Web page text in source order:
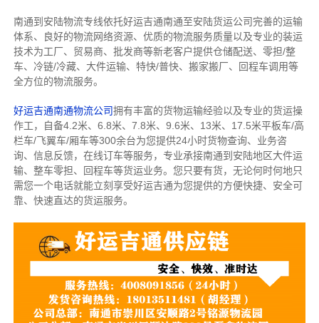
南通到安陆物流专线依托好运吉通南通至安陆货运公司完善的运输
体系、良好的物流网络资源、优质的物流服务质量以及专业的装运
技术为工厂、贸易商、批发商等新老客户提供仓储配送、零担/整
车、冷链/冷藏、大件运输、特快/普快、搬家搬厂、回程车调用等
全方位的物流服务。
好运吉通南通物流公司拥有丰富的货物运输经验以及专业的货运操
作工，自备4.2米、6.8米、7.8米、9.6米、13米、17.5米平板车/高
栏车/飞翼车/厢车等300余台为您提供24小时货物查询、业务咨
询、信息反馈，在线订车等服务， 专业承接南通到安陆地区大件运
输、整车零担、回程车等货运业务。 您只要有货，无论何时何地只
需您一个电话就能立刻享受好运吉通为您提供的方便快捷、安全可
靠、快速直达的货运服务。